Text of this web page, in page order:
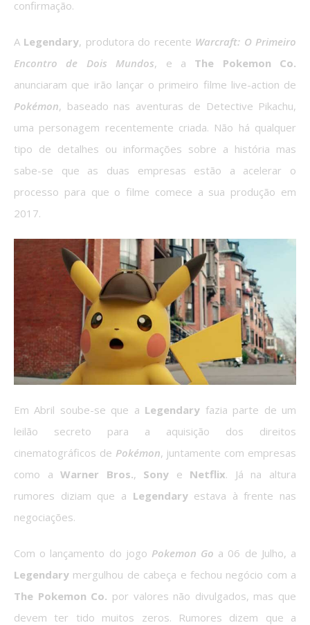
confirmação.
A Legendary, produtora do recente Warcraft: O Primeiro
Encontro de Dois Mundos, e a The Pokemon Co.
anunciaram que irão lançar o primeiro filme live-action de
Pokémon, baseado nas aventuras de Detective Pikachu,
uma personagem recentemente criada. Não há qualquer
tipo de detalhes ou informações sobre a história mas
sabe-se que as duas empresas estão a acelerar o
processo para que o filme comece a sua produção em
2017.
Em Abril soube-se que a Legendary fazia parte de um
leilão secreto para a aquisição dos direitos
cinematográficos de Pokémon, juntamente com empresas
como aWarner Bros., Sony e Netflix. Já na altura
rumores diziam que a Legendaryestava à frente nas
negociações.
Com o lançamento do jogo Pokemon Go a 06 de Julho, a
Legendary mergulhou de cabeça e fechou negócio com a
The Pokemon Co. por valores não divulgados, mas que
devem ter tido muitos zeros. Rumores dizem que a